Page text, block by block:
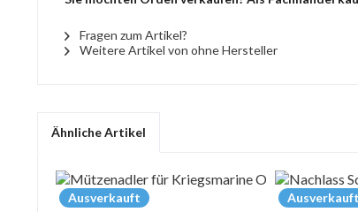
Fragen zum Artikel?
Weitere Artikel von ohne Hersteller
Ähnliche Artikel
Ausverkauft Ausverkauft